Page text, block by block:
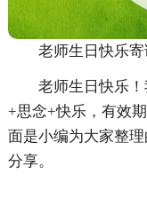
老师生日快乐寄
老师生日快乐
+思念+快乐，有效
面是小编为大家整
分享。